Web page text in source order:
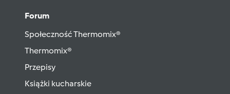
Forum
Społeczność Thermomix®
Thermomix®
Przepisy
Książki kucharskie